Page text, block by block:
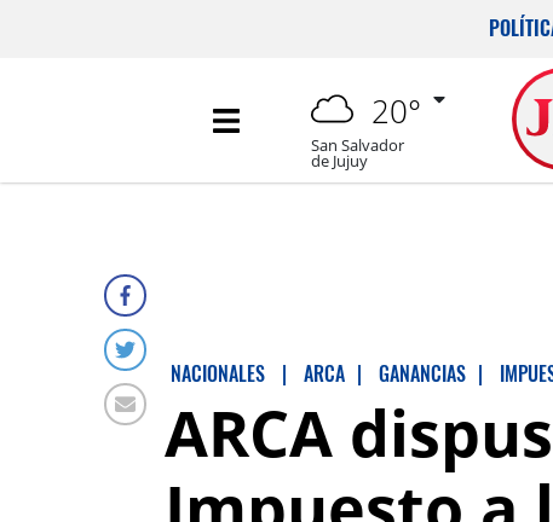
20°
San Salvador
de Jujuy
NACIONALES | ARCA | GANANCIAS |
ARCA